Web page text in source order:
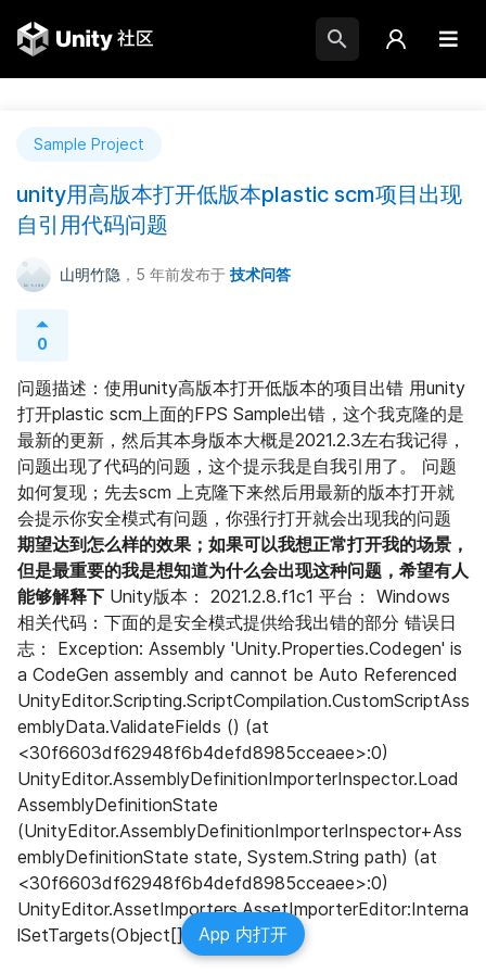
Sample Project
unity用高版本打开低版本plastic scm项目出现
自引用代码问题
山明竹隐 ，5 年前发布于 技术问答
0
问题描述：使用unity高版本打开低版本的项目出错 用unity
打开plastic scm上面的FPS Sample出错，这个我克隆的是
最新的更新，然后其本身版本大概是2021.2.3左右我记得，
问题出现了代码的问题，这个提示我是自我引用了。 问题
如何复现；先去scm 上克隆下来然后用最新的版本打开就
期望达到怎么样的效果；如果可以我想正常打开我的场景，
但是最重要的我是想知道为什么会出现这种问题，希望有人
能够解释下 Unity版本： 2021.2.8.f1c1 平台： Windows
相关代码：下面的是安全模式提供给我出错的部分 错误日
志： Exception: Assembly 'Unity.Properties.Codegen' is
a CodeGen assembly and cannot be Auto Referenced
UnityEditor.Scripting.ScriptCompilation.CustomScriptAss
emblyData.ValidateFields () (at
<30f6603df62948f6b4defd8985cceaee>:0)
UnityEditor.AssemblyDefinitionImporterInspector.Load
AssemblyDefinitionState
(UnityEditor.AssemblyDefinitionImporterInspector+Ass
emblyDefinitionState state, System.String path) (at
<30f6603df62948f6b4defd8985cceaee>:0)
UnityEditor.AssetImporters.AssetImporterEditor:Interna
lSetTargets(Object[])
App 内打开